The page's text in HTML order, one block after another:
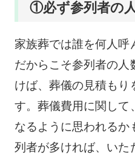
①必ず参列者の
家族葬では誰を何人呼
だからこそ参列者の人
けば、葬儀の見積もり
す。葬儀費用に関して
なるように思われるか
列者が多ければ、いた